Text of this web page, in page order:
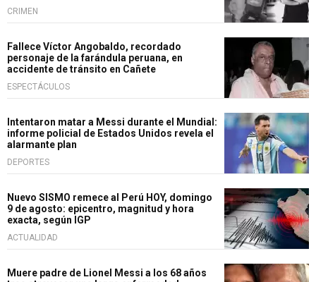
CRIMEN
Fallece Víctor Angobaldo, recordado
personaje de la farándula peruana, en
accidente de tránsito en Cañete
ESPECTÁCULOS
Intentaron matar a Messi durante el Mundial:
informe policial de Estados Unidos revela el
alarmante plan
DEPORTES
Nuevo SISMO remece al Perú HOY, domingo
9 de agosto: epicentro, magnitud y hora
exacta, según IGP
ACTUALIDAD
Muere padre de Lionel Messi a los 68 años